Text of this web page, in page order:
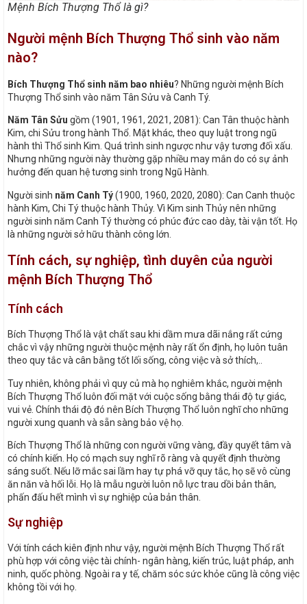
Mệnh Bích Thượng Thổ là gì?
Người mệnh Bích Thượng Thổ sinh vào năm
nào?
Bích Thượng Thổ sinh năm bao nhiêu? Những người mệnh Bích
Thượng Thổ sinh vào năm Tân Sửu và Canh Tý.
Năm Tân Sửu gồm (1901, 1961, 2021, 2081): Can Tân thuộc hành
Kim, chi Sửu trong hành Thổ. Mặt khác, theo quy luật trong ngũ
hành thì Thổ sinh Kim. Quá trình sinh ngược như vậy tương đối xấu.
Nhưng những người này thường gặp nhiều may mắn do có sự ảnh
hưởng đến quan hệ tương sinh trong Ngũ Hành.
Người sinh năm Canh Tý(1900, 1960, 2020, 2080): Can Canh thuộc
hành Kim, Chi Tý thuộc hành Thủy. Vì Kim sinh Thủy nên những
người sinh năm Canh Tý thường có phúc đức cao dày, tài vận tốt. Họ
là những người sở hữu thành công lớn.
Tính cách, sự nghiệp, tình duyên của người
mệnh Bích Thượng Thổ
Tính cách
Bích Thượng Thổ là vật chất sau khi dầm mưa dãi nắng rất cứng
chắc vì vậy những người thuộc mệnh này rất ổn định, họ luôn tuân
theo quy tắc và cân bằng tốt lối sống, công việc và sở thích,..
Tuy nhiên, không phải vì quy củ mà họ nghiêm khắc, người mệnh
Bích Thượng Thổ luôn đối mặt với cuộc sống bằng thái độ tự giác,
vui vẻ. Chính thái độ đó nên Bích Thượng Thổ luôn nghĩ cho những
người xung quanh và sẵn sàng bảo vệ họ.
Bích Thượng Thổ là những con người vững vàng, đầy quyết tâm và
có chính kiến. Họ có mạch suy nghĩ rõ ràng và quyết định thường
sáng suốt. Nếu lỡ mắc sai lầm hay tự phá vỡ quy tắc, họ sẽ vô cùng
ăn năn và hối lỗi. Họ là mẫu người luôn nỗ lực trau dồi bản thân,
phấn đấu hết mình vì sự nghiệp của bản thân.
Sự nghiệp
Với tính cách kiên định như vậy, người mệnh Bích Thượng Thổ rất
phù hợp với công việc tài chính- ngân hàng, kiến trúc, luật pháp, anh
ninh, quốc phòng. Ngoài ra y tế, chăm sóc sức khỏe cũng là công việc
không tồi với họ.